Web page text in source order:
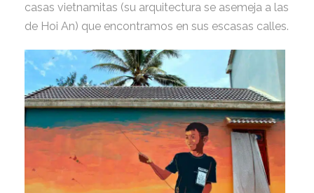
casas vietnamitas (su arquitectura se asemeja a las
de Hoi An) que encontramos en sus escasas calles.